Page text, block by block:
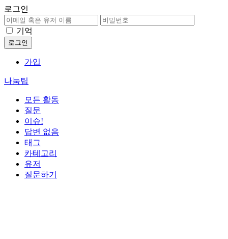
로그인
기억
가입
나눔팁
모든 활동
질문
이슈!
답변 없음
태그
카테고리
유저
질문하기